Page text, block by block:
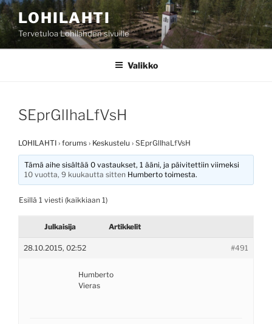
Siirry
sisältöönLOHILAHTI
Tervetuloa Lohilahden sivuille
Valikko
SEprGlIhaLfVsH
LOHILAHTI › forums › Keskustelu › SEprGlIhaLfVsH
Tämä aihe sisältää 0 vastaukset, 1 ääni, ja päivitettiin viimeksi
10 vuotta, 9 kuukautta sitten Humberto toimesta.
Esillä 1 viesti (kaikkiaan 1)
Julkaisija Artikkelit
28.10.2015, 02:52 #491
Humberto
Vieras